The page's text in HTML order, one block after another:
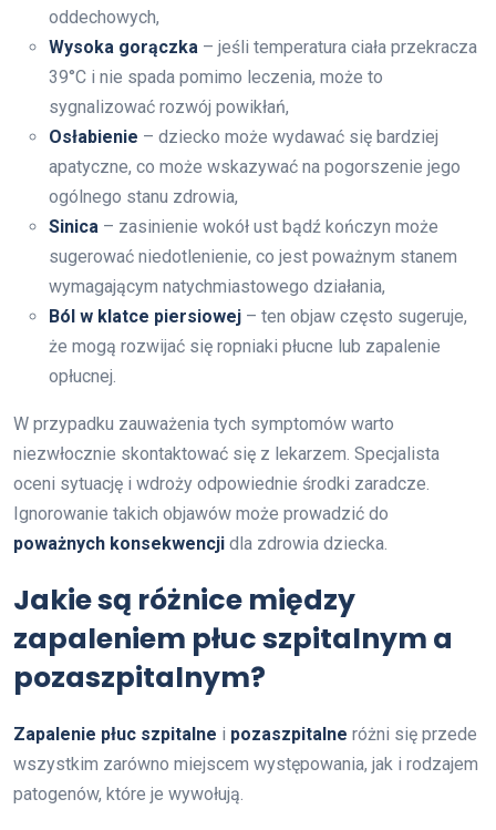
oddechowych,
Wysoka gorączka – jeśli temperatura ciała przekracza
39°C i nie spada pomimo leczenia, może to
sygnalizować rozwój powikłań,
Osłabienie – dziecko może wydawać się bardziej
apatyczne, co może wskazywać na pogorszenie jego
ogólnego stanu zdrowia,
Sinica – zasinienie wokół ust bądź kończyn może
sugerować niedotlenienie, co jest poważnym stanem
wymagającym natychmiastowego działania,
Ból w klatce piersiowej – ten objaw często sugeruje,
że mogą rozwijać się ropniaki płucne lub zapalenie
opłucnej.
W przypadku zauważenia tych symptomów warto
niezwłocznie skontaktować się z lekarzem. Specjalista
oceni sytuację i wdroży odpowiednie środki zaradcze.
Ignorowanie takich objawów może prowadzić do
poważnych konsekwencji dla zdrowia dziecka.
Jakie są różnice między
zapaleniem płuc szpitalnym a
pozaszpitalnym?
Zapalenie płuc szpitalne i pozaszpitalne różni się przede
wszystkim zarówno miejscem występowania, jak i rodzajem
patogenów, które je wywołują.